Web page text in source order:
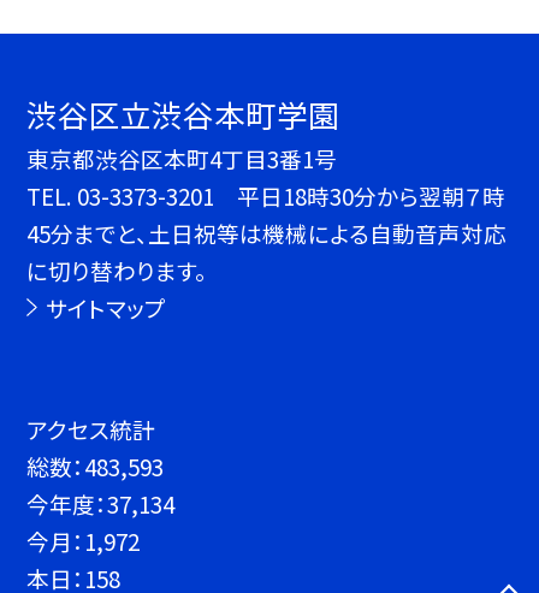
渋谷区立渋谷本町学園
東京都渋谷区本町4丁目3番1号
TEL. 03-3373-3201 平日18時30分から翌朝７時
45分までと、土日祝等は機械による自動音声対応
に切り替わります。
サイトマップ
アクセス統計
総数：483,593
今年度：37,134
今月： 1,972
本日： 158